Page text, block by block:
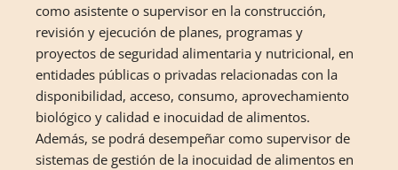
como asistente o supervisor en la construcción,
revisión y ejecución de planes, programas y
proyectos de seguridad alimentaria y nutricional, en
entidades públicas o privadas relacionadas con la
disponibilidad, acceso, consumo, aprovechamiento
biológico y calidad e inocuidad de alimentos.
Además, se podrá desempeñar como supervisor de
sistemas de gestión de la inocuidad de alimentos en